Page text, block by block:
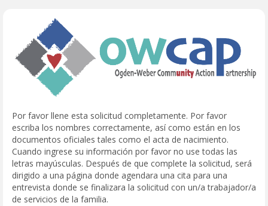
Por favor llene esta solicitud completamente. Por favor
escriba los nombres correctamente, así como están en los
documentos oficiales tales como el acta de nacimiento.
Cuando ingrese su información por favor no use todas las
letras mayúsculas. Después de que complete la solicitud, será
dirigido a una página donde agendara una cita para una
entrevista donde se finalizara la solicitud con un/a trabajador/a
de servicios de la familia.